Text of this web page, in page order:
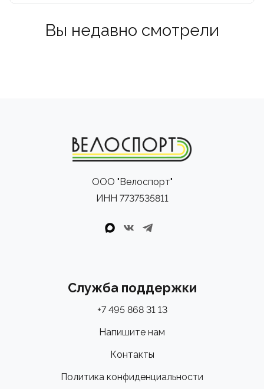
Вы недавно смотрели
ООО "Велоспорт"
ИНН 7737535811
Служба поддержки
+7 495 868 31 13
Напишите нам
Контакты
Политика конфиденциальности